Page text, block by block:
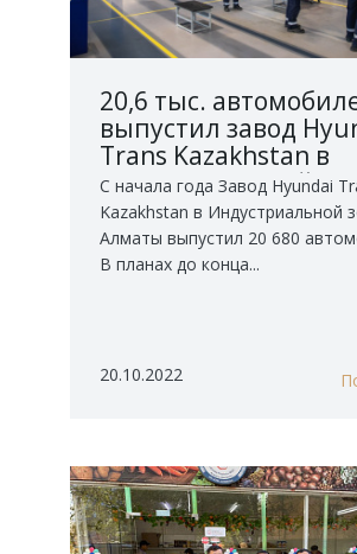
20,6 тыс.
выпустил завод
Trans Kazakhstan в
Индустриальной
Алматы
С начала года Завод Hyundai
Kazakhstan в Индустриальной
Алматы выпустил 20 680
В планах до конца...
20.10.2022